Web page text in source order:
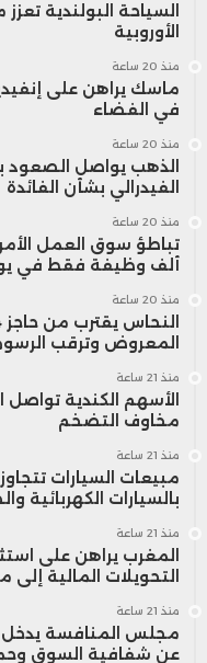
السياحة البولندية
الأوروبية
منذ 20 ساعة
ماسك يراهن على
في الفضاء
منذ 20 ساعة
الذهب يواصل الصعود
الفيدرالي بشأن الفائدة
منذ 20 ساعة
ألف وظيفة فقط في
منذ 20 ساعة
المعروض وترقب
منذ 21 ساعة
مخاوف التضخم
منذ 21 ساعة
بالسيارات الكهربائية
منذ 21 ساعة
المغرب يراهن على
التحويلات المالية
منذ 21 ساعة
مجلس المنافسة يدخل
عن شفافية السوق